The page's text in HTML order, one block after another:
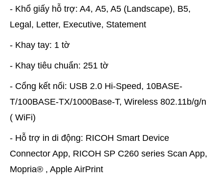
- Khổ giấy hỗ trợ: A4, A5, A5 (Landscape), B5,
Legal, Letter, Executive, Statement
- Khay tay: 1 tờ
- Khay tiêu chuẩn: 251 tờ
- Cổng kết nối: USB 2.0 Hi-Speed, 10BASE-
T/100BASE-TX/1000Base-T, Wireless 802.11b/g/n
( WiFi)
- Hỗ trợ in di động: RICOH Smart Device
Connector App, RICOH SP C260 series Scan App,
Mopria® , Apple AirPrint